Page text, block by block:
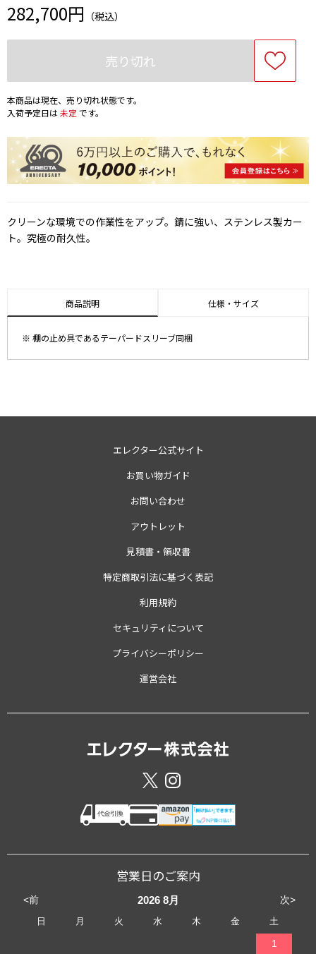
282,700円 （税込）
売り切れ
本商品は現在、売り切れ状態です。
入荷予定日は未定 です。
クリーンな環境での作業性をアップ。錆に強い、ステンレス製カー
ト。究極の耐久性。
商品説明 仕様・サイズ
※ 棚の止め具であるテーパードスリーブ同梱
エレクター公式サイト
お買い物ガイド
お問い合わせ
アウトレット
見積書・領収書
特定商取引法に基づく表記
利用規約
セキュリティについて
プライバシーポリシー
運営会社
営業日のご案内
<前 次>
2026 8月
日 月 火 水 木 金 土
1